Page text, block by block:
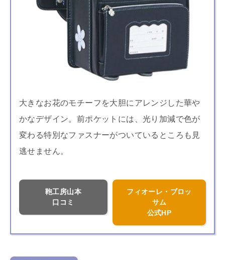
大きなお花のモチーフを大胆にアレンジした華や
かなデザイン。前ポケットには、光り加減で色が
変わる特別なファスナーがついているところも見
逃せません。
鞄工房山本
口コミ
フィオーレ・ブロッ
サム
公式HP